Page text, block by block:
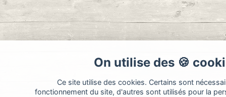
On utilise des 🍪
Ce site utilise des cookies. Certains sont
fonctionnement du site, d'autres sont utilisés pour la